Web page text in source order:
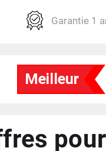
Fréquence
Stockage / Extensible
Puce GPS intégrée
Garantie 1